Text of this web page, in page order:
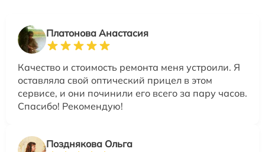
Платонова Анастасия
Качество и стоимость ремонта меня устроили. Я
оставляла свой оптический прицел в этом
сервисе, и они починили его всего за пару часов.
Спасибо! Рекомендую!
Позднякова Ольга